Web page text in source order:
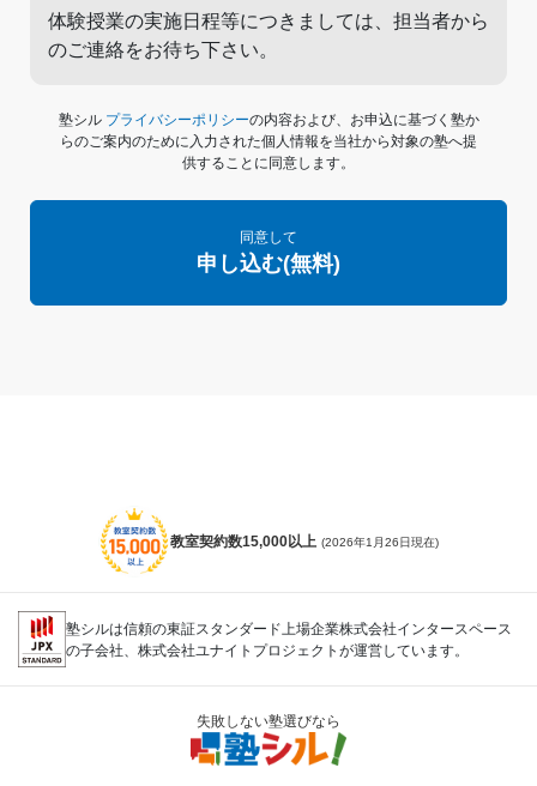
体験授業の実施日程等につきましては、担当者から
のご連絡をお待ち下さい。
塾シル プライバシーポリシーの内容および、お申込に基づく塾か
らのご案内のために入力された個人情報を当社から対象の塾へ提
供することに同意します。
同意して
申し込む(無料)
教室契約数15,000以上 (2026年1月26日現在)
塾シルは信頼の東証スタンダード上場企業株式会社インタースペース
の子会社、株式会社ユナイトプロジェクトが運営しています。
失敗しない塾選びなら